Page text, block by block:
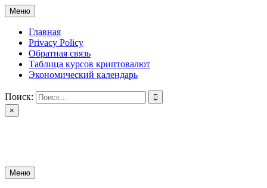
Перейти
к
содержимому
Меню
Главная
Privacy Policy
Обратная связь
Таблица курсов криптовалют
Экономический календарь
Поиск:
×
Меню